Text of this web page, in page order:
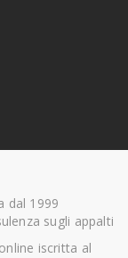
dal 1999
sugli appalti
iscritta al